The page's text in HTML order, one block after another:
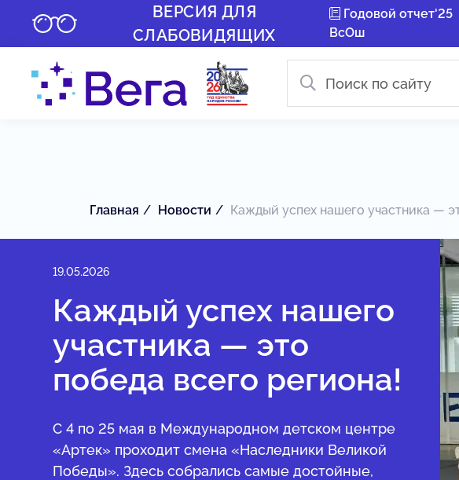
ВЕРСИЯ ДЛЯ
СЛАБОВИДЯЩИХ
Годовой отчет'25
ВсОш
Главная Новости Каждый успех нашего участника —
19.05.2026
Каждый успех нашего
участника — это
победа всего региона!
С 4 по 25 мая в Международном детском центре
«Артек» проходит смена «Наследники Великой
Победы». Здесь собрались самые достойные,